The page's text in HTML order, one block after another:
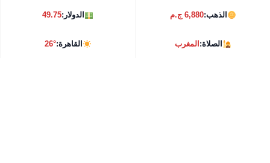
الذهب:6,880 ج.م الدولار:49.75
الصلاة:المغرب القاهرة:26°